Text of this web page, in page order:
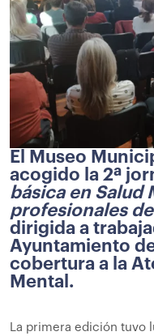
El Museo
acogido la 2ª
básica en Salud
profesionales
dirigida a
Ayuntamiento
cobertura a la
Mental.
La primera edición tuvo